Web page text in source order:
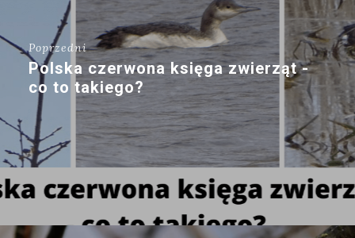
Poprzedni
Polska czerwona księga zwierząt -
co to takiego?